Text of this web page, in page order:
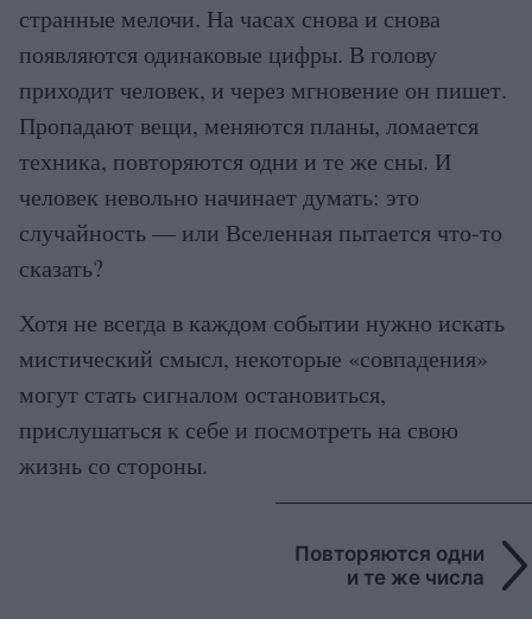
странные мелочи. На часах снова и снова
появляются одинаковые цифры. В голову
приходит человек, и через мгновение он пишет.
Пропадают вещи, меняются планы, ломается
техника, повторяются одни и те же сны. И
человек невольно начинает думать: это
случайность — или Вселенная пытается что-то
сказать?
Хотя не всегда в каждом событии нужно искать
мистический смысл, некоторые «совпадения»
могут стать сигналом остановиться,
прислушаться к себе и посмотреть на свою
жизнь со стороны.
Повторяются одни
и те же числа